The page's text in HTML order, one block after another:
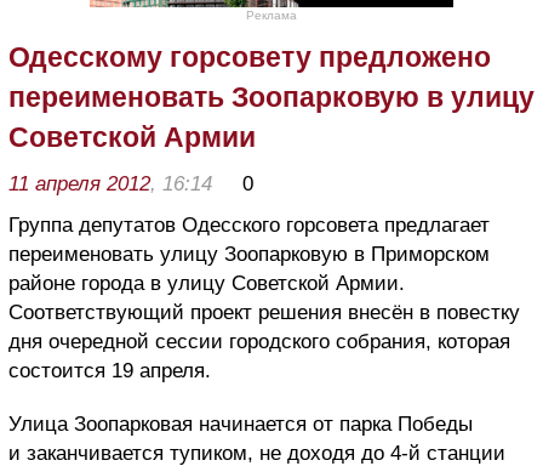
Реклама
Одесскому горсовету предложено
переименовать Зоопарковую в улицу
Советской Армии
11 апреля 2012, 16:14
0
Группа депутатов Одесского горсовета предлагает
переименовать улицу Зоопарковую в Приморском
районе города в улицу Советской Армии.
Соответствующий проект решения внесён в повестку
дня очередной сессии городского собрания, которая
состоится 19 апреля.
Улица Зоопарковая начинается от парка Победы
и заканчивается тупиком, не доходя до 4-й станции